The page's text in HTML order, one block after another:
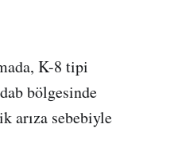
K-8 tipi
bölgesinde
arıza sebebiyle